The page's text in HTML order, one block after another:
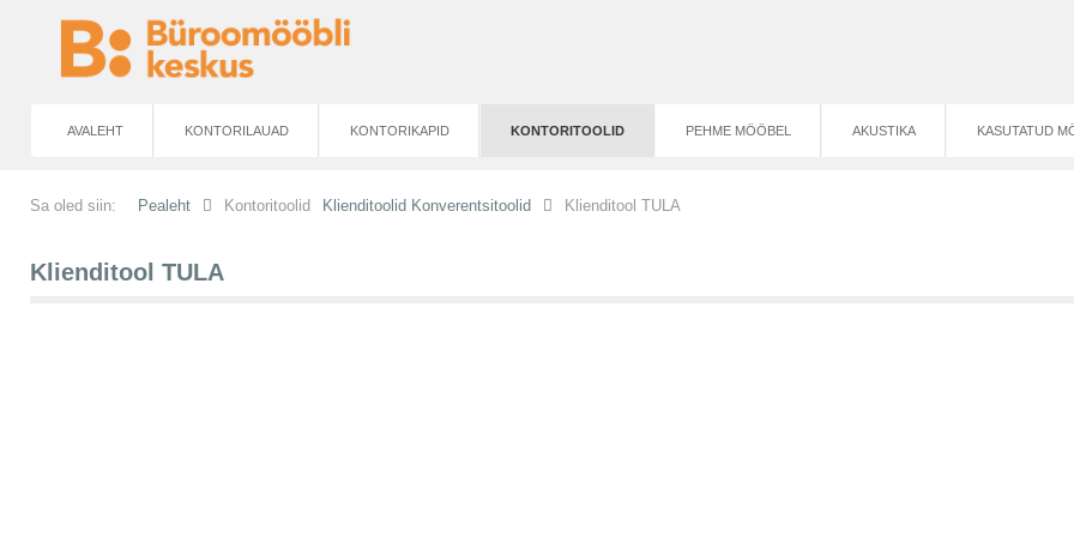
AVALEHT KONTORILAUAD KONTORIKAPID KONTORITOOLID PEHME MÖÖBEL AKUSTIKA KASUTATUD
Sa oled siin: Pealeht Kontoritoolid Klienditoolid Konverentsitoolid Klienditool TULA
Klienditool TULA